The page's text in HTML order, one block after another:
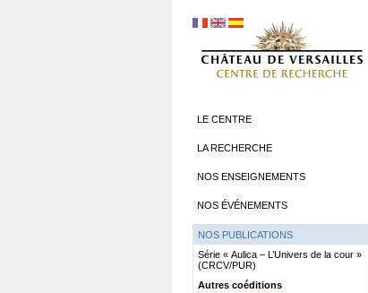
LE CENTRE
LA RECHERCHE
NOS ENSEIGNEMENTS
NOS ÉVÉNEMENTS
NOS PUBLICATIONS
Série « Aulica – L’Univers de la cour »
(CRCV/PUR)
Autres coéditions